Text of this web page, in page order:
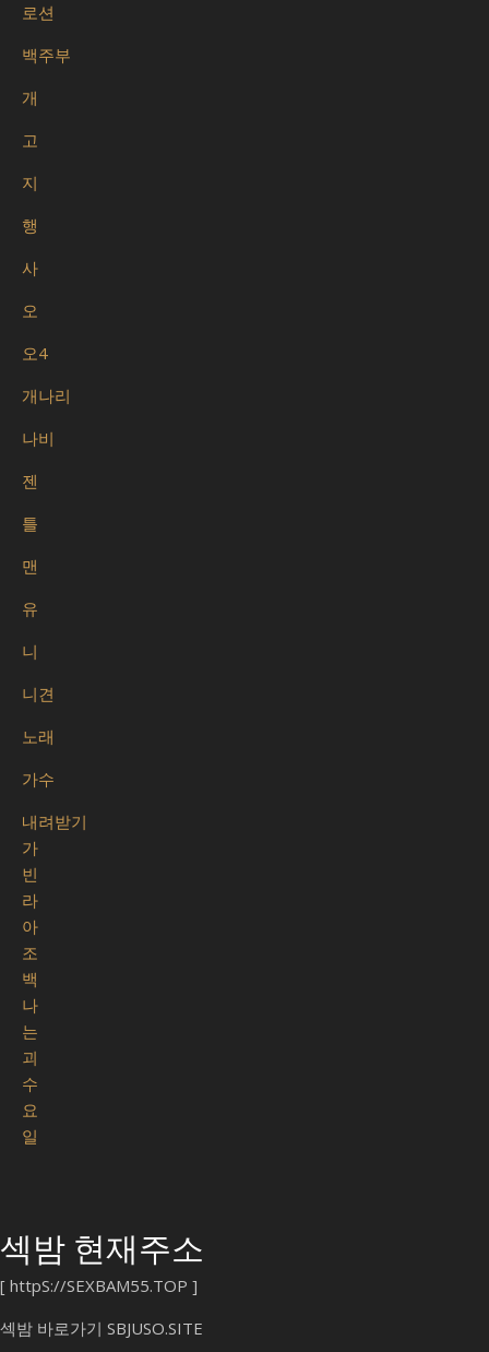
로션
백주부
개
고
지
행
사
오
오4
개나리
나비
젠
틀
맨
유
니
니견
노래
가수
내려받기
가
빈
라
아
조
백
나
는
괴
수
요
일
섹밤 현재주소
[ httpS://SEXBAM55.TOP ]
섹밤 바로가기 SBJUSO.SITE
오